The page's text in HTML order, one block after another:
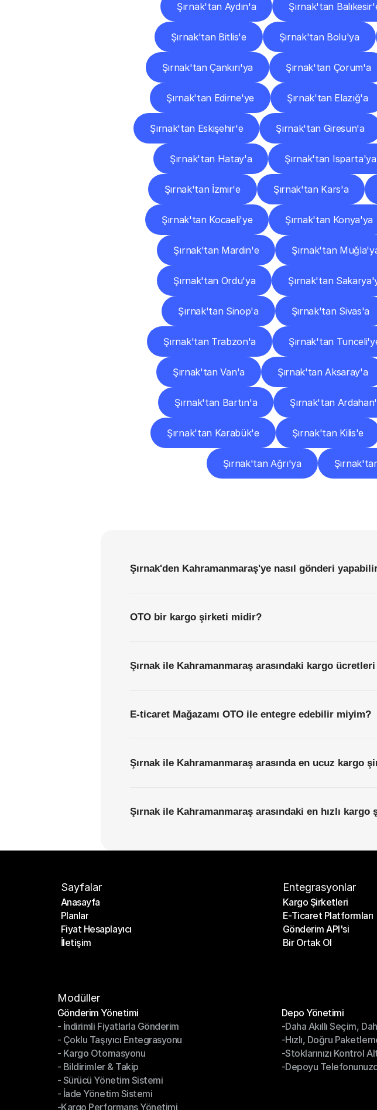
Şırnak'tan Aydın'a Şırnak'tan
Şırnak'tan Bitlis'e Şırnak'tan Bolu'ya
Şırnak'tan Çankırı'ya Şırnak'tan Çorum'a
Şırnak'tan Edirne'ye Şırnak'tan Elazığ'a
Şırnak'tan Eskişehir'e Şırnak'tan Giresun'a
Şırnak'tan Hatay'a Şırnak'tan Isparta'ya
Şırnak'tan İzmir'e Şırnak'tan Kars'a
Şırnak'tan Kocaeli'ye Şırnak'tan Konya'ya
Şırnak'tan Mardin'e Şırnak'tan
Şırnak'tan Ordu'ya Şırnak'tan
Şırnak'tan Sinop'a Şırnak'tan Sivas'a
Şırnak'tan Trabzon'a Şırnak'tan
Şırnak'tan Van'a Şırnak'tan Aksaray'a
Şırnak'tan Bartın'a Şırnak'tan
Şırnak'tan Karabük'e Şırnak'tan Kilis'e
Şırnak'tan Ağrı'ya
Şırnak'den Kahramanmaraş'ye nasıl gönderi
OTO bir kargo şirketi midir?
Şırnak ile Kahramanmaraş arasındaki kargo
E-ticaret Mağazamı OTO ile entegre edebilir miyim?
Şırnak ile Kahramanmaraş arasında en ucuz kargo
Şırnak ile Kahramanmaraş arasındaki en hızlı
Sayfalar
Anasayfa
Anasayfa
Planlar
Planlar
Fiyat Hesaplayıcı
Fiyat Hesaplayıcı
İletişim
Entegrasyonlar
Kargo Şirketleri
Kargo Şirketleri
E-Ticaret Platformları
E-Ticaret Platformları
Gönderim API'si
Gönderim API'si
Bir Ortak Ol
Modüller
Gönderim Yönetimi
Gönderim Yönetimi
- İndirimli Fiyatlarla Gönderim
- İndirimli Fiyatlarla Gönderim
- Çoklu Taşıyıcı Entegrasyonu
- Çoklu Taşıyıcı Entegrasyonu
- Kargo Otomasyonu
- Kargo Otomasyonu
- Bildirimler & Takip
- Bildirimler & Takip
- Sürücü Yönetim Sistemi
- Sürücü Yönetim Sistemi
- İade Yönetim Sistemi
- İade Yönetim Sistemi
-Kargo Performans Yönetimi
Depo Yönetimi
Depo Yönetimi
-Daha Akıllı Seçim,
-Daha Akıllı Seçim,
-Hızlı, Doğru
-Hızlı, Doğru
-Stoklarınızı Kontrol
-Stoklarınızı Kontrol
-Depoyu